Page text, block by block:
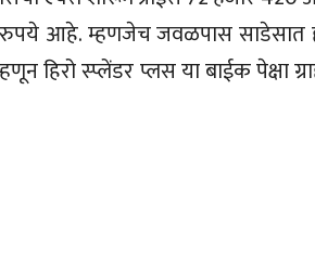
आहे. म्हणजेच जवळपास साडेसात
हिरो स्प्लेंडर प्लस या बाईक पेक्षा